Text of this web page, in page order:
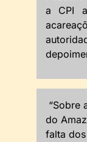
a CPI
“Sobre
do
falta